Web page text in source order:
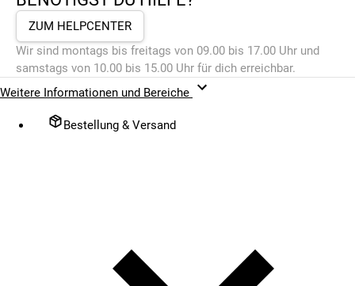
ZUM HELPCENTER
Wir sind montags bis freitags von 09.00 bis 17.00 Uhr und
samstags von 10.00 bis 15.00 Uhr für dich erreichbar.
Weitere Informationen und Bereiche
Bestellung & Versand